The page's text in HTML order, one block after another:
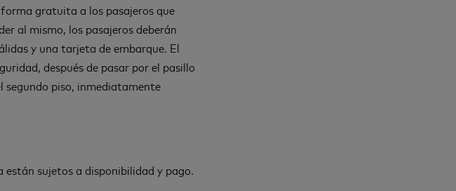
gratuita a los pasajeros que
al mismo, los pasajeros deberán
y una tarjeta de embarque. El
después de pasar por el pasillo
segundo piso, inmediatamente
están sujetos a disponibilidad y pago.